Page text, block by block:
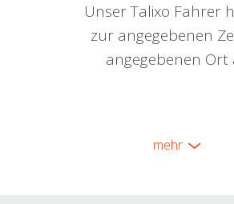
Unser Talixo Fahrer
zur angegebenen
angegebenen Ort
mehr